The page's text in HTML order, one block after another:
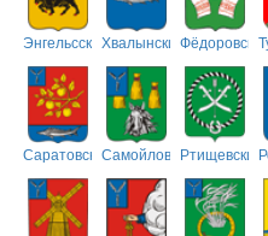
ЭнгельсскийХвалынский
СаратовскийСамойловскийРтищевский